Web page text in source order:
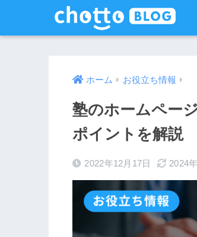
ホーム お役立ち情報
塾のホームペー
ポイントを解説
2022年12月17日 2024